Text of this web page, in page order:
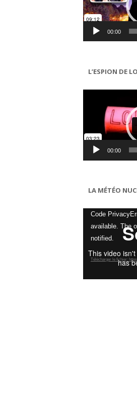
00:00
L’ESPION DE
Lecteur
00:00
LA MÉTÉO
Lecteur
vidéo
Code
available. The
notified.
Télécharger le fichier: